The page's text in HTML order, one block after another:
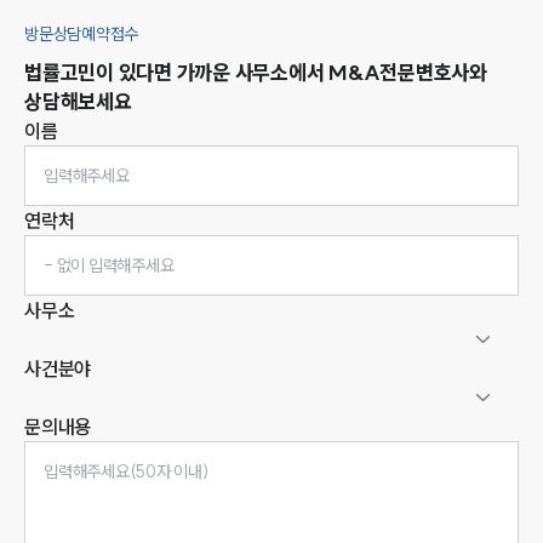
방문상담예약접수
법률고민이 있다면 가까운 사무소에서 M&A전문변호사와
상담해보세요
이름
연락처
사무소
사건분야
문의내용